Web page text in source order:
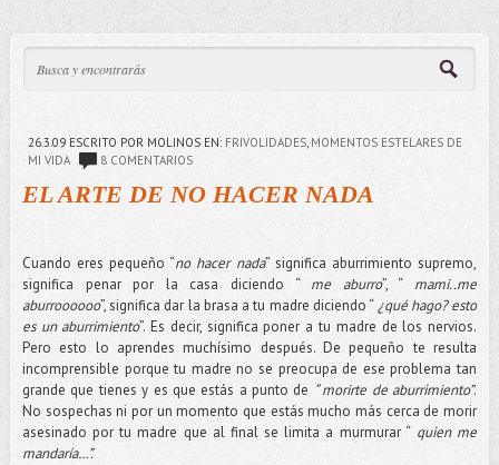
26.3.09ESCRITO POR MOLINOS EN: FRIVOLIDADES, MOMENTOS ESTELARES DE
MI VIDA
8 COMENTARIOS
EL ARTE DE NO HACER NADA
Cuando eres pequeño “no hacer nada” significa aburrimiento supremo,
significa penar por la casa diciendo “ me aburro”, “ mami..me
aburroooooo”, significa dar la brasa a tu madre diciendo “¿qué hago? esto
es un aburrimiento”. Es decir, significa poner a tu madre de los nervios.
Pero esto lo aprendes muchísimo después. De pequeño te resulta
incomprensible porque tu madre no se preocupa de ese problema tan
grande que tienes y es que estás a punto de “ morirte de aburrimiento”.
No sospechas ni por un momento que estás mucho más cerca de morir
asesinado por tu madre que al final se limita a murmurar “quien me
mandaría…”.